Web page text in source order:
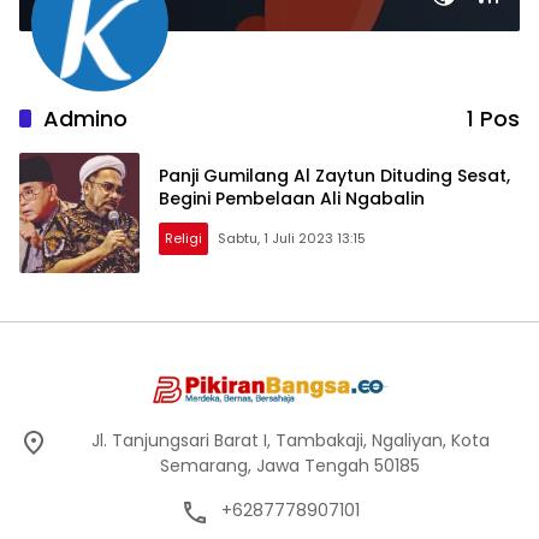
Admino 1 Pos
Panji Gumilang Al Zaytun Dituding Sesat,
Begini Pembelaan Ali Ngabalin
Religi Sabtu, 1 Juli 2023 13:15
Jl. Tanjungsari Barat I, Tambakaji, Ngaliyan, Kota
Semarang, Jawa Tengah 50185
+6287778907101